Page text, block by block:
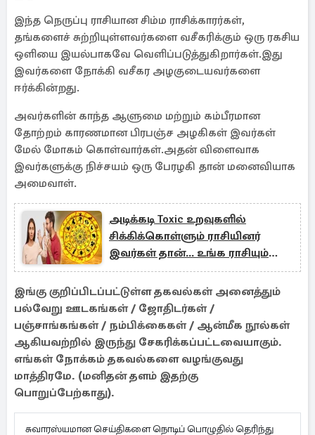
இந்த நெருப்பு ராசியான சிம்ம ராசிக்காரர்கள்,
தங்களைச் சுற்றியுள்ளவர்களை வசீகரிக்கும் ஒரு ரகசிய
ஒளியை இயல்பாகவே வெளிப்படுத்துகிறார்கள்.இது
இவர்களை நோக்கி வசீகர அழகுடையவர்களை
ஈர்க்கின்றது.
அவர்களின் காந்த ஆளுமை மற்றும் கம்பீரமான
தோற்றம் காரணமான பிரபஞ்ச அழகிகள் இவர்கள்
மேல் மோகம் கொள்வார்கள்.அதன் விளைவாக
இவர்களுக்கு நிச்சயம் ஒரு பேரழகி தான் மனைவியாக
அமைவாள்.
அடிக்கடி Toxic உறவுகளில்
சிக்கிக்கொள்ளும் ராசியினர்
இவர்கள் தான்... உங்க ராசியும்
இதுல இருக்கா?
இங்கு குறிப்பிடப்பட்டுள்ள தகவல்கள் அனைத்தும்
பல்வேறு ஊடகங்கள் / ஜோதிடர்கள் /
பஞ்சாங்கங்கள் / நம்பிக்கைகள் / ஆன்மீக நூல்கள்
ஆகியவற்றில் இருந்து சேகரிக்கப்பட்டவையாகும்.
எங்கள் நோக்கம் தகவல்களை வழங்குவது
மாத்திரமே. (மனிதன் தளம் இதற்கு
பொறுப்பேற்காது).
சுவாரஸ்யமான செய்திகளை நொடிப் பொழுதில் தெரிந்து